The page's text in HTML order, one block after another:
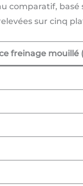
comparatif, basé
sur cinq
freinage mouillé